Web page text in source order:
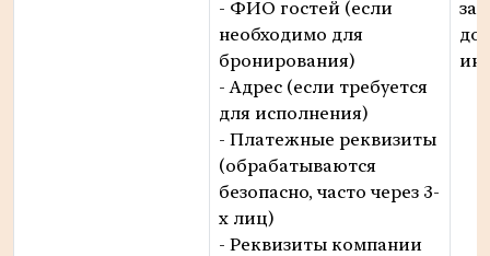
- ФИО гостей (если
необходимо для
бронирования)
- Адрес (если требуется
для исполнения)
- Платежные реквизиты
(обрабатываются
безопасно, часто через 3-
х лиц)
- Реквизиты компании